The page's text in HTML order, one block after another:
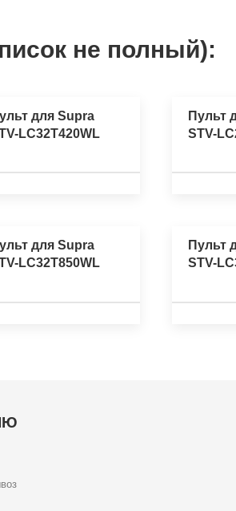
не полный):
для Supra
LC32T420WL
Пульт
STV-
для Supra
LC32T850WL
Пульт
STV-